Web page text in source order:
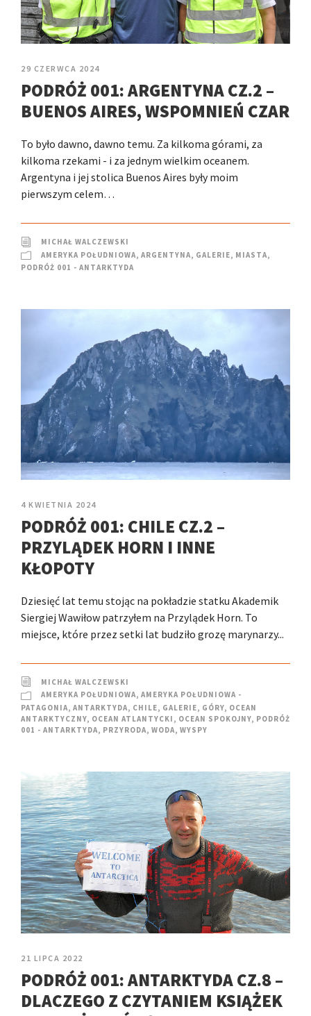
29 CZERWCA 2024
PODRÓŻ 001: ARGENTYNA CZ.2 –
BUENOS AIRES, WSPOMNIEŃ CZAR
To było dawno, dawno temu. Za kilkoma górami, za
kilkoma rzekami - i za jednym wielkim oceanem.
Argentyna i jej stolica Buenos Aires były moim
pierwszym celem…
MICHAŁ WALCZEWSKI
AMERYKA POŁUDNIOWA, ARGENTYNA, GALERIE, MIASTA,
PODRÓŻ 001 - ANTARKTYDA
4 KWIETNIA 2024
PODRÓŻ 001: CHILE CZ.2 –
PRZYLĄDEK HORN I INNE
KŁOPOTY
Dziesięć lat temu stojąc na pokładzie statku Akademik
Siergiej Wawiłow patrzyłem na Przylądek Horn. To
miejsce, które przez setki lat budziło grozę marynarzy...
MICHAŁ WALCZEWSKI
AMERYKA POŁUDNIOWA, AMERYKA POŁUDNIOWA -
PATAGONIA, ANTARKTYDA, CHILE, GALERIE, GÓRY, OCEAN
ANTARKTYCZNY, OCEAN ATLANTYCKI , OCEAN SPOKOJNY, PODRÓŻ
001 - ANTARKTYDA, PRZYRODA, WODA, WYSPY
21 LIPCA 2022
PODRÓŻ 001: ANTARKTYDA CZ.8 –
DLACZEGO Z CZYTANIEM KSIĄŻEK